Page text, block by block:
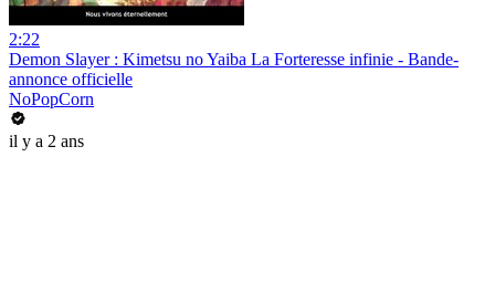
2:22
Demon Slayer : Kimetsu no Yaiba La Forteresse infinie - Bande-
annonce officielle
NoPopCorn
il y a 2 ans